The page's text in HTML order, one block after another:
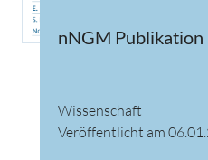
nNGM Publikation
Wissenschaft
Veröffentlicht am